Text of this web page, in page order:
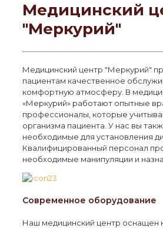
Медицинский
"Меркурий"
Медицинский центр "Меркурий"
пациентам качественное
комфортную атмосферу. В
«Меркурий» работают опытные
профессионалы, которые
организма пациента. У нас вы
необходимые для установления
Квалифицированный персонал
необходимые манипуляции и
Современное оборудование
Наш медицинский центр оснащен